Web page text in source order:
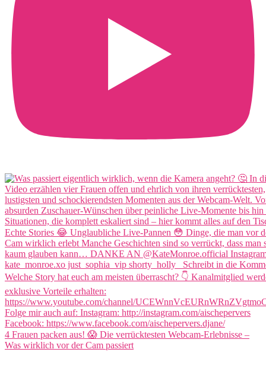
4 Frauen packen aus! 😱 Die verrücktesten Webcam-Erlebnisse –
Was wirklich vor der Cam passiert